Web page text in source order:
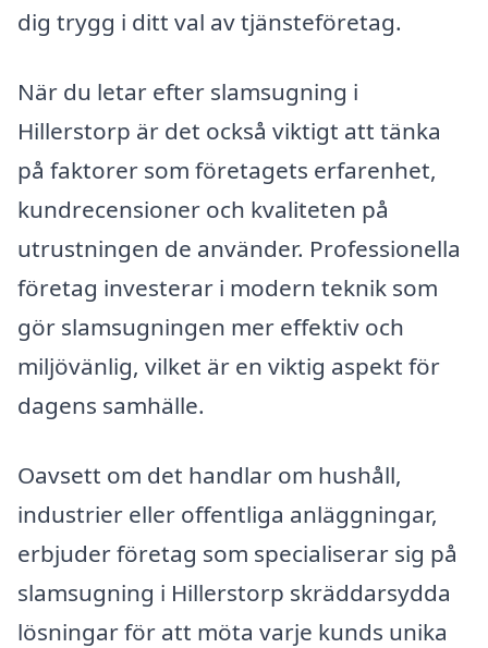
dig trygg i ditt val av tjänsteföretag.
När du letar efter slamsugning i
Hillerstorp är det också viktigt att tänka
på faktorer som företagets erfarenhet,
kundrecensioner och kvaliteten på
utrustningen de använder. Professionella
företag investerar i modern teknik som
gör slamsugningen mer effektiv och
miljövänlig, vilket är en viktig aspekt för
dagens samhälle.
Oavsett om det handlar om hushåll,
industrier eller offentliga anläggningar,
erbjuder företag som specialiserar sig på
slamsugning i Hillerstorp skräddarsydda
lösningar för att möta varje kunds unika